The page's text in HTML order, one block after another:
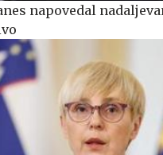
napovedal